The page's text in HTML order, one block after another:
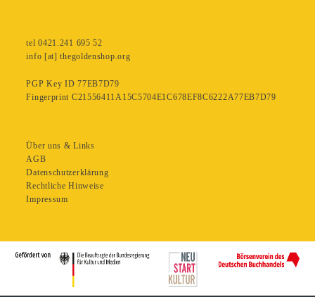
tel 0421.241 695 52
info [at] thegoldenshop.org
PGP Key ID 77EB7D79
Fingerprint C21556411A15C5704E1C678EF8C6222A77EB7D79
Über uns & Links
AGB
Datenschutzerklärung
Rechtliche Hinweise
Impressum